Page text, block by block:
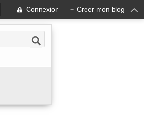
Connexion + Créer mon blog